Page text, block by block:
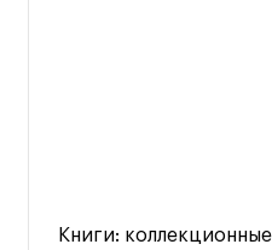
Книги: